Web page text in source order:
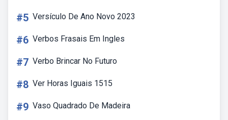
#5 Versículo De Ano Novo 2023
#6 Verbos Frasais Em Ingles
#7 Verbo Brincar No Futuro
#8 Ver Horas Iguais 1515
#9 Vaso Quadrado De Madeira